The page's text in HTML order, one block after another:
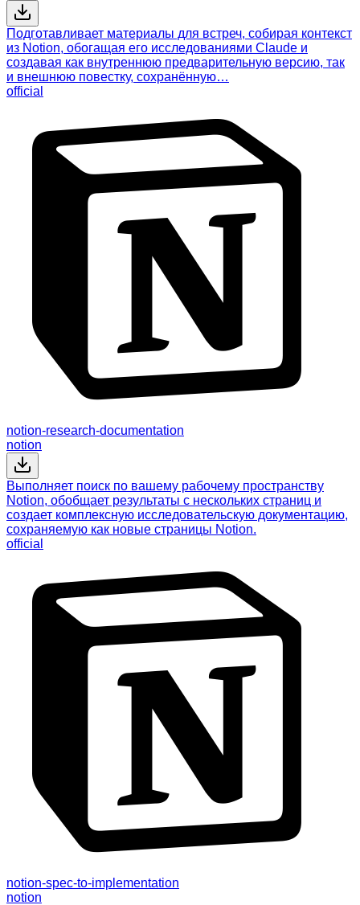
Подготавливает материалы для встреч, собирая контекст
из Notion, обогащая его исследованиями Claude и
создавая как внутреннюю предварительную версию, так
и внешнюю повестку, сохранённую…
official
notion-research-documentation
notion
Выполняет поиск по вашему рабочему пространству
Notion, обобщает результаты с нескольких страниц и
создает комплексную исследовательскую документацию,
сохраняемую как новые страницы Notion.
official
notion-spec-to-implementation
notion